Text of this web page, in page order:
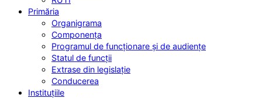
Primăria
Organigrama
Componența
Programul de funcționare și de audiențe
Statul de funcții
Extrase din legislație
Conducerea
Instituțiile